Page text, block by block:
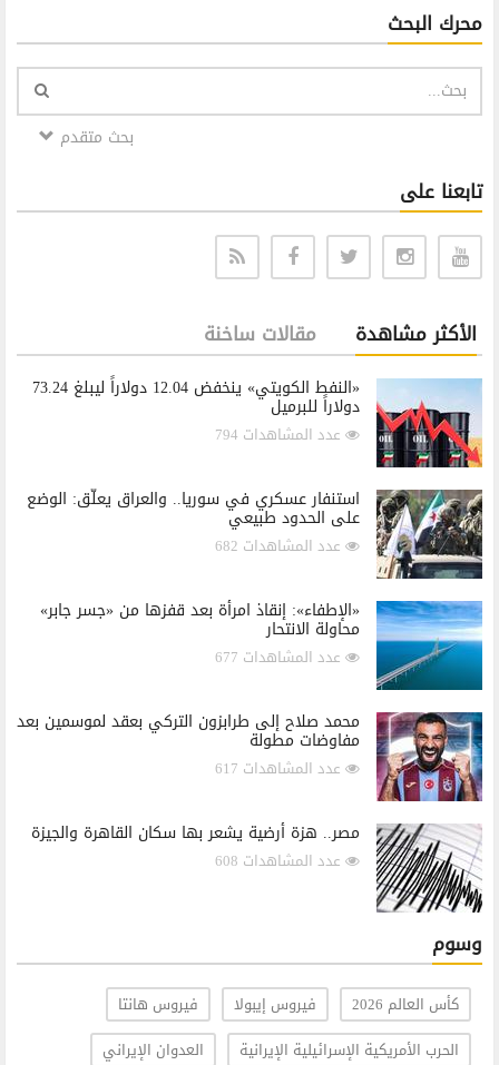
محرك البحث
بحث متقدم
تابعنا على
الأكثر مشاهدة مقالات ساخنة
«النفط الكويتي» ينخفض 12.04 دولاراً ليبلغ 73.24
دولاراً للبرميل
عدد المشاهدات 794
استنفار عسكري في سوريا.. والعراق يعلّق: الوضع
على الحدود طبيعي
عدد المشاهدات 682
«الإطفاء»: إنقاذ امرأة بعد قفزها من «جسر جابر»
محاولة الانتحار
عدد المشاهدات 677
محمد صلاح إلى طرابزون التركي بعقد لموسمين بعد
مفاوضات مطولة
عدد المشاهدات 617
مصر.. هزة أرضية يشعر بها سكان القاهرة والجيزة
عدد المشاهدات 608
وسوم
كأس العالم 2026 فيروس إيبولا
فيروس هانتا
الحرب الأمريكية الإسرائيلية الإيرانية
العدوان الإيراني